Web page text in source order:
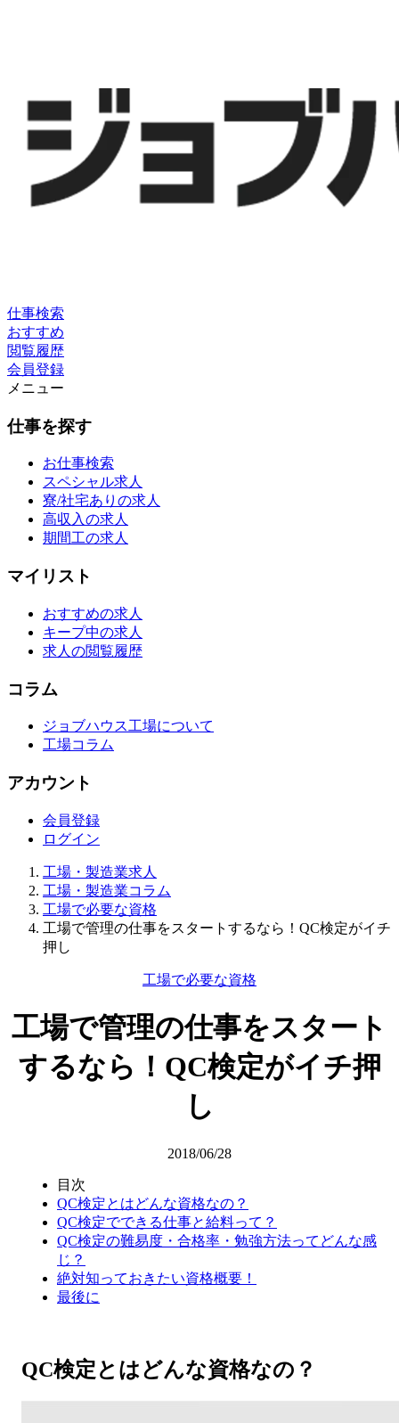
仕事検索
おすすめ
閲覧履歴
会員登録
メニュー
仕事を探す
お仕事検索
スペシャル求人
寮/社宅ありの求人
高収入の求人
期間工の求人
マイリスト
おすすめの求人
キープ中の求人
求人の閲覧履歴
コラム
ジョブハウス工場について
工場コラム
アカウント
会員登録
ログイン
工場・製造業求人
工場・製造業コラム
工場で必要な資格
工場で管理の仕事をスタートするなら！QC検定がイチ
押し
工場で必要な資格
工場で管理の仕事をスタート
するなら！QC検定がイチ押
し
2018/06/28
目次
QC検定とはどんな資格なの？
QC検定でできる仕事と給料って？
QC検定の難易度・合格率・勉強方法ってどんな感
じ？
絶対知っておきたい資格概要！
最後に
QC検定とはどんな資格なの？